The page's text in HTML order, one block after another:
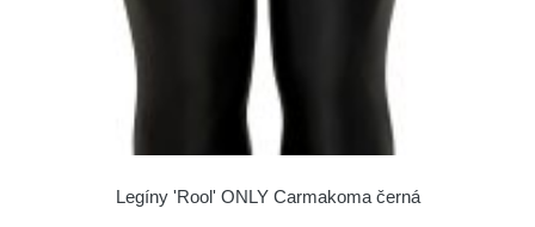
Legíny 'Rool' ONLY Carmakoma černá